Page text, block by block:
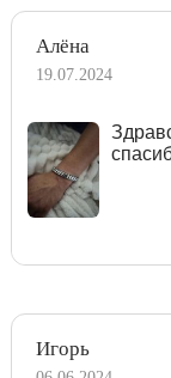
Алёна
19.07.2024
Игорь